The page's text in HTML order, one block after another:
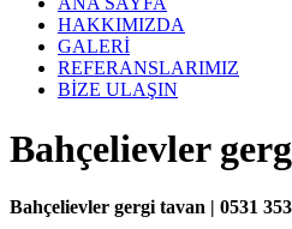
HAKKIMIZDA
GALERİ
REFERANSLARIMIZ
BİZE ULAŞIN
Bahçelievler
Bahçelievler gergi tavan | 0531